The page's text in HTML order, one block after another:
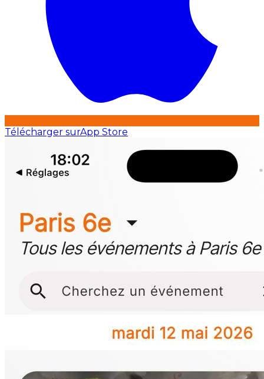
Télécharger surApp Store